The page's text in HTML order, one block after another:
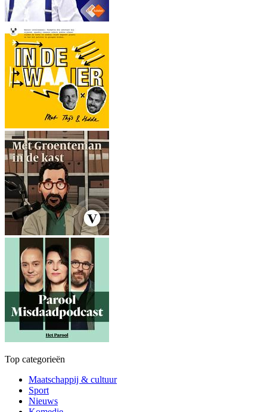
Top categorieën
Maatschappij & cultuur
Sport
Nieuws